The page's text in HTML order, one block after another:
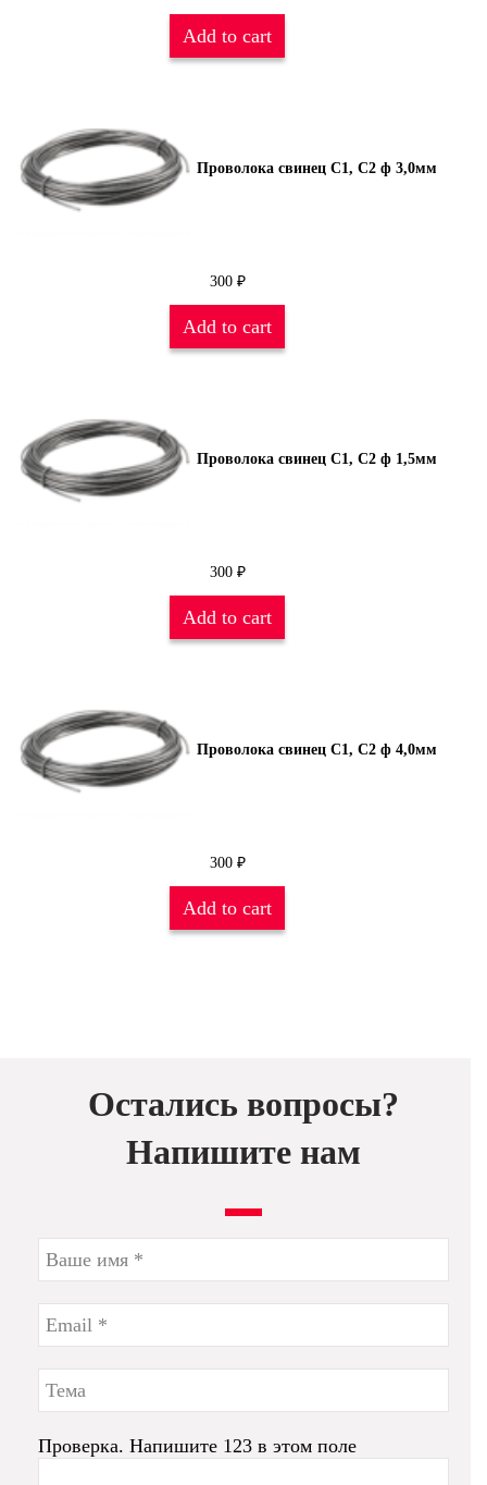
Add to cart
Проволока свинец С1, С2 ф 3,0мм
300 ₽
Add to cart
Проволока свинец С1, С2 ф 1,5мм
300 ₽
Add to cart
Проволока свинец С1, С2 ф 4,0мм
300 ₽
Add to cart
Остались вопросы?
Напишите нам
Проверка. Напишите 123 в этом поле